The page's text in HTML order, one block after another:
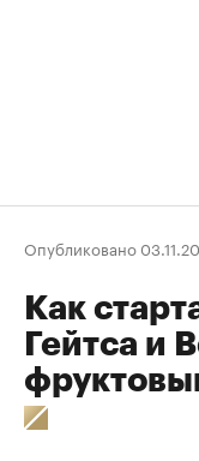
Опубликовано
Как
Гейтса и